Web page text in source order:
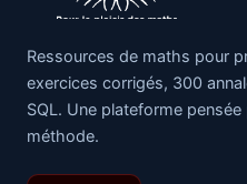
Ressources de maths pour
exercices corrigés, 300
SQL. Une plateforme
méthode.